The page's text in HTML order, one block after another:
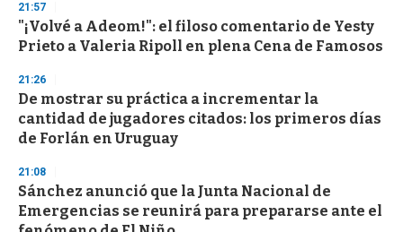
21:57
"¡Volvé a Adeom!": el filoso comentario de Yesty
Prieto a Valeria Ripoll en plena Cena de Famosos
21:26
De mostrar su práctica a incrementar la
cantidad de jugadores citados: los primeros días
de Forlán en Uruguay
21:08
Sánchez anunció que la Junta Nacional de
Emergencias se reunirá para prepararse ante el